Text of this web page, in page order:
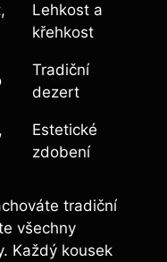
Lehkost a
křehkost
Tradiční
dezert
Estetické
zdobení
tradiční
všechny
Každý kousek